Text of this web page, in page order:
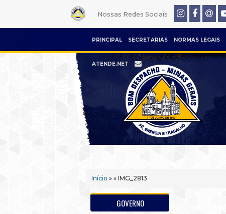
Nossas Redes Sociais
PRINCIPAL SECRETARIAS NORMAS LEGAIS
ATENDE.NET
Início » » IMG_2813
GOVERNO